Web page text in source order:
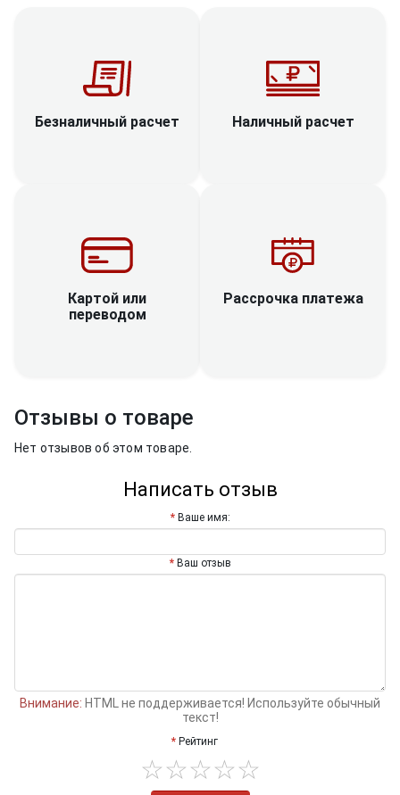
Безналичный расчет Наличный расчет
Картой или
переводом
Рассрочка платежа
Отзывы о товаре
Нет отзывов об этом товаре.
Написать отзыв
Ваше имя:
Ваш отзыв
Внимание: HTML не поддерживается! Используйте обычный
текст!
Рейтинг